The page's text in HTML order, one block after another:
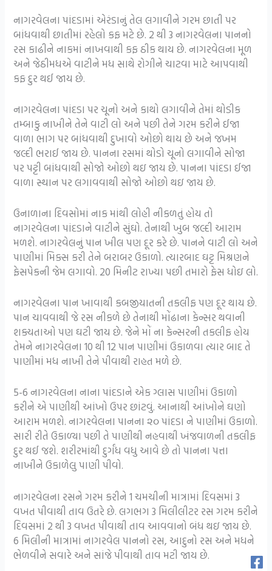
નાગરવેલના પાંદડામાં એરંડાનું તેલ લગાવીને ગરમ છાતી પર
બાંધવાથી છાતીમાં રહેલો કફ મટે છે. 2 થી 3 નાગરવેલના પાનનો
રસ કાઢીને નાકમાં નાખવાથી કફ ઠીક થાય છે. નાગરવેલના મૂળ
અને જેઠીમધએ વાટીને મધ સાથે રોગીને ચાટવા માટે આપવાથી
કફ દુર થઈ જાય છે.
નાગરવેલના પાંદડા પર ચૂનો અને કાથો લગાવીને તેમાં થોડીક
તમ્બાકુ નાખીને તેને વાટી લો અને પછી તેને ગરમ કરીને ઈજા
વાળા ભાગ પર બાંધવાથી દુખાવો ઓછો થાય છે અને જખમ
જલ્દી ભરાઈ જાય છે. પાનના રસમાં થોડો ચૂનો લગાવીને સોજા
પર પટ્ટી બાંધવાથી સોજો ઓછો થઇ જાય છે. પાનના પાંદડા ઈજા
વાળા સ્થાન પર લગાવવાથી સોજો ઓછો થઇ જાય છે.
ઉનાળાના દિવસોમાં નાક માંથી લોહી નીકળતું હોય તો
નાગરવેલના પાંદડાને વાટીને સુંઘો. તેનાથી ખુબ જલ્દી આરામ
મળશે. નાગરવેલનું પાન ખીલ પણ દૂર કરે છે. પાનને વાટી લો અને
પાણીમાં મિક્સ કરી તેને બરાબર ઉકાળો. ત્યારબાદ ઘટ્ટ મિશ્રણને
ફેસપેકની જેમ લગાવો. 20 મિનીટ રાખ્યા પછી તમારો ફેસ ધોઇ લો.
નાગરવેલના પાન ખાવાથી કબજીયાતની તકલીફ પણ દૂર થાય છે.
પાન ચાવવાથી જે રસ નીકળે છે તેનાથી મોંઢાના કેન્સર થવાની
શક્યતાઓ પણ ઘટી જાય છે. જેને મોં ના કેન્સરની તકલીફ હોય
તેમને નાગરવેલના 10 થી 12 પાન પાણીમાં ઉકાળવા ત્યાર બાદ તે
પાણીમાં મધ નાખી તેને પીવાથી રાહત મળે છે.
5-6 નાગરવેલના નાના પાંદડાને એક ગ્લાસ પાણીમાં ઉકાળો
કરીને એ પાણીથી આંખો ઉપર છાંટવું. આનાથી આંખોને ઘણો
આરામ મળશે. નાગરવેલના પાનના ૨૦ પાંદડા ને પાણીમાં ઉકાળો.
સારી રીતે ઉકાળ્યા પછી તે પાણીથી નહવાથી ખંજવાળની તકલીફ
દુર થઈ જશે. શરીરમાંથી દુર્ગંધ વધુ આવે છે તો પાનના પત્તા
નાખીને ઉકાળેલુ પાણી પીવો.
નાગરવેલના રસને ગરમ કરીને 1 ચમચીની માત્રામાં દિવસમાં 3
વખત પીવાથી તાવ ઉતરે છે. લગભગ 3 મિલીલીટર રસ ગરમ કરીને
દિવસમાં 2 થી 3 વખત પીવાથી તાવ આવવાનો બંધ થઇ જાય છે.
6 મિલીની માત્રામાં નાગરવેલ પાનનો રસ, આદુનો રસ અને મધને
ભેળવીને સવારે અને સાંજે પીવાથી તાવ મટી જાય છે.